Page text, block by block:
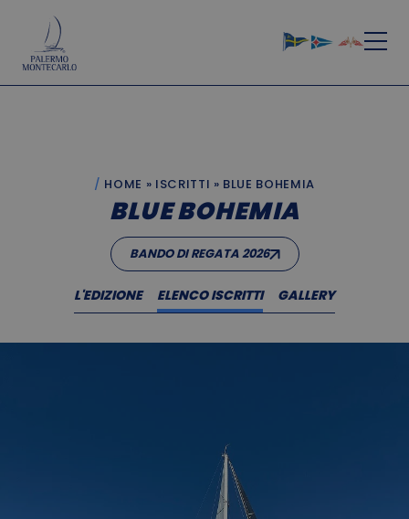
HOME » ISCRITTI » BLUE BOHEMIA
BLUE BOHEMIA
BANDO DI REGATA 2026
L'EDIZIONE ELENCO ISCRITTI GALLERY